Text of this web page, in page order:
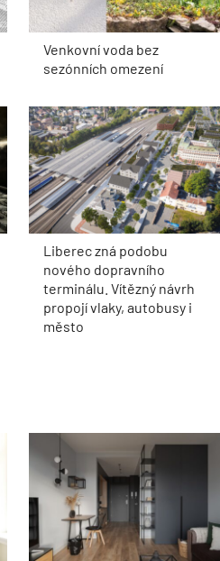
Venkovní voda bez
sezónních omezení
Liberec zná podobu
nového dopravního
terminálu. Vítězný návrh
propojí vlaky, autobusy i
město